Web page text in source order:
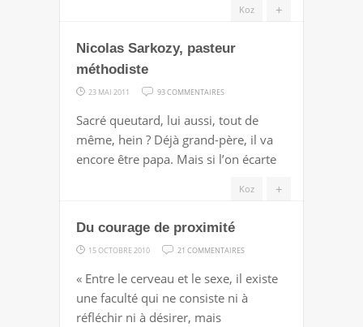
+
Koz
Nicolas Sarkozy, pasteur
méthodiste
23 MAI 2011 93 COMMENTAIRES
SARKOZY,
PASTEUR
MÉTHODISTE
Sacré queutard, lui aussi, tout de
même, hein ? Déjà grand-père, il va
encore être papa. Mais si l’on écarte
+
Koz
Du courage de proximité
15 OCTOBRE 2010 21 COMMENTAIRES
COURAGE
DE
« Entre le cerveau et le sexe, il existe
une faculté qui ne consiste ni à
réfléchir ni à désirer, mais